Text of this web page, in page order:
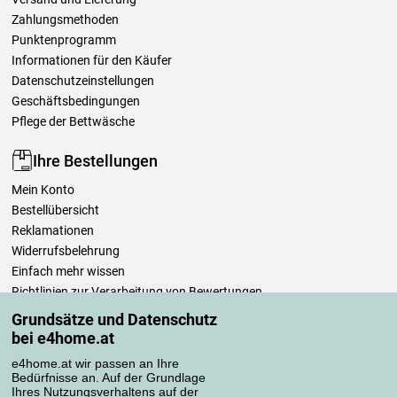
Grundsätze und Datenschutz
bei e4home.at
e4home.at wir passen an Ihre
Bedürfnisse an. Auf der Grundlage
Ihres Nutzungsverhaltens auf der
Zahlungsmethoden
Punktenprogramm
Informationen für den Käufer
Datenschutzeinstellungen
Geschäftsbedingungen
Pflege der Bettwäsche
Ihre Bestellungen
Mein Konto
Bestellübersicht
Reklamationen
Widerrufsbelehrung
Einfach mehr wissen
Richtlinien zur Verarbeitung von Bewertungen
Transportarten